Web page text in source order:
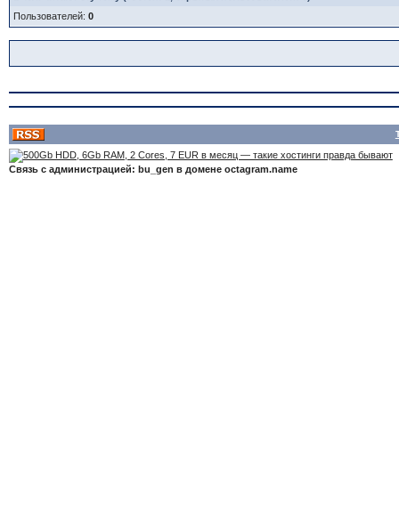
Пользователей: 0
Связь с администрацией: bu_gen в домене octagram.name